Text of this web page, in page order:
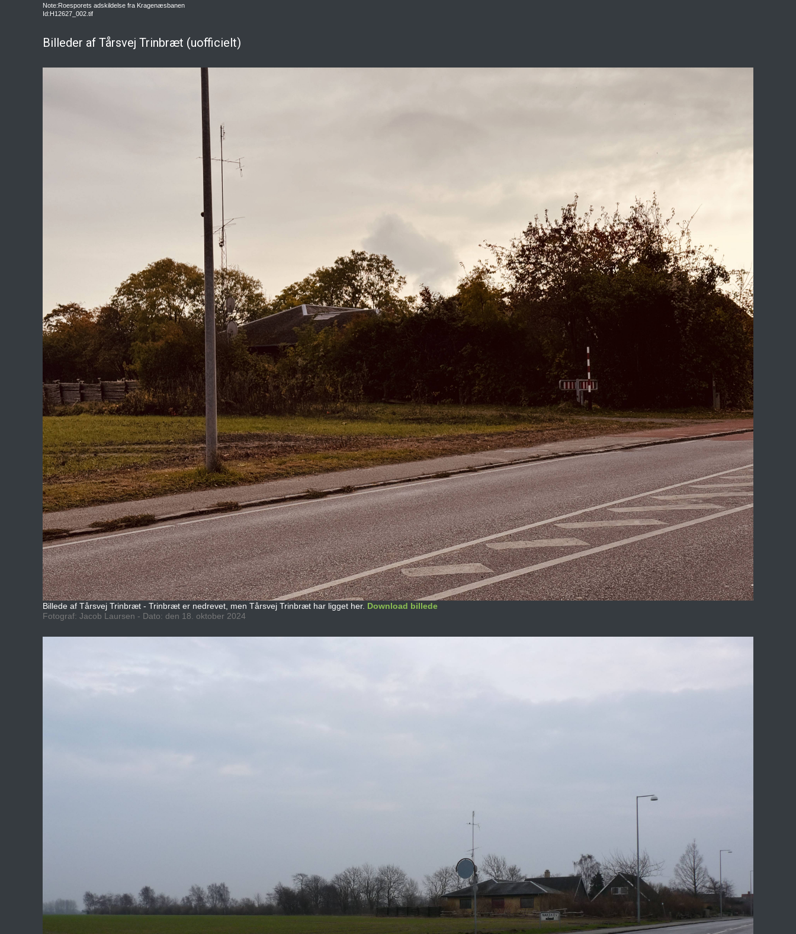
Note:Roesporets adskildelse fra Kragenæsbanen
Id:H12627_002.tif
Billeder af Tårsvej Trinbræt (uofficielt)
Billede af Tårsvej Trinbræt - Trinbræt er nedrevet, men Tårsvej Trinbræt har ligget her. Download billede
Fotograf: Jacob Laursen - Dato: den 18. oktober 2024